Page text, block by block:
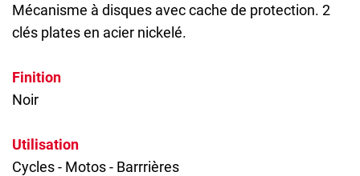
Mécanisme à disques avec cache de protection. 2
clés plates en acier nickelé.
Finition
Noir
Utilisation
Cycles - Motos - Barrrières